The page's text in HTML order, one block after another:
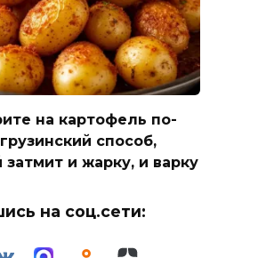
на картофель по-
способ,
затмит и жарку, и варку
на соц.сети: